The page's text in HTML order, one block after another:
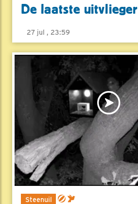
De laatste uitvlieger
27 jul , 23:59
Steenuil